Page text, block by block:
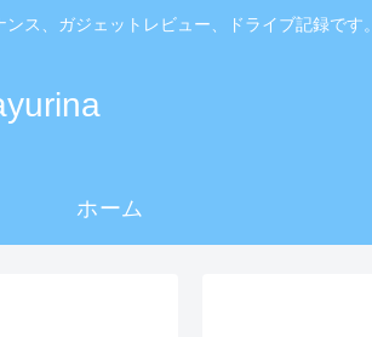
ス、ガジェットレビュー、ドライブ記録です。
ホーム